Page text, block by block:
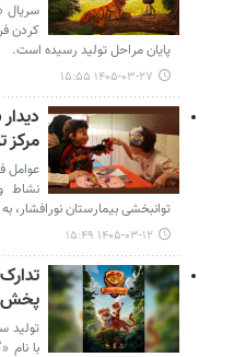
سریال
پایان مراحل تولید رسیده است.
۱۴۰۵-۰۳-۲۷ ۱۵:۵۵
مرکز
عوامل
نشاط
توانبخشی بیمارستان نورافشار، به
۱۴۰۵-۰۳-۱۲ ۱۵:۴۹
تولید